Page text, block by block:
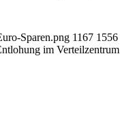
Sparen.png 1167 1556
im Verteilzentrum